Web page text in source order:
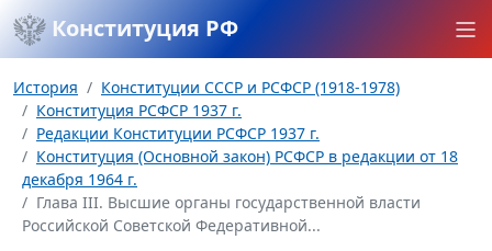
Конституция РФ
История
Конституции СССР и РСФСР (1918-1978)
Конституция РСФСР 1937 г.
Редакции Конституции РСФСР 1937 г.
Конституция (Основной закон) РСФСР в редакции от 18
декабря 1964 г.
Глава III. Высшие органы государственной власти
Российской Советской Федеративной...